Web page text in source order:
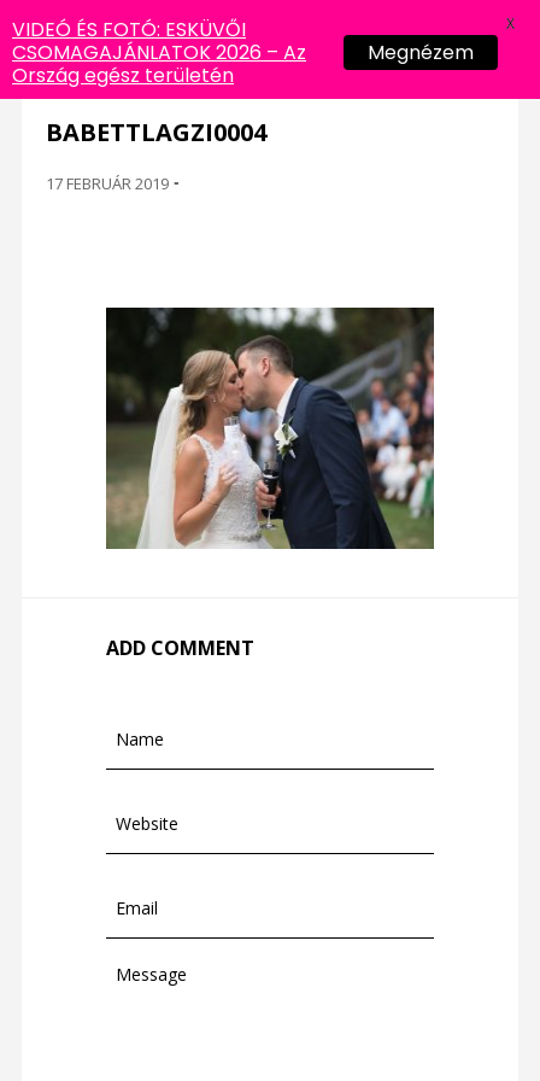
BABETTLAGZI0004
17 FEBRUÁR 2019 -
ADD COMMENT
VIDEÓ ÉS FOTÓ: ESKÜVŐI
CSOMAGAJÁNLATOK 2026 – Az
Ország egész területén
Megnézem
X